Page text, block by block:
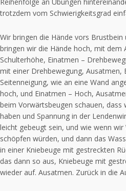
trotzdem vom Schwierigkeitsgrad
Wir bringen die Hände vors
bringen wir die Hände hoch, mit dem
Schulterhöhe, Einatmen –
mit einer Drehbewegung, Ausatmen,
Seitenneigung, wie an eine Wand
hoch, und Einatmen – Hoch,
beim Vorwärtsbeugen schauen, dass
haben und Spannung in der
leicht gebeugt sein, und wie wenn wir
schöpfen würden, und dann das
in einer Kniebeuge mit gestreckten
das dann so aus, Kniebeuge mit
wieder auf. Ausatmen. Zurück in die